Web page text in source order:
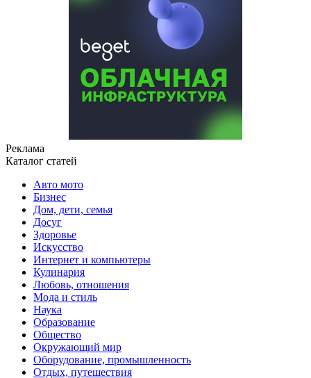
Реклама
Каталог статей
Авто мото
Бизнес
Дом, дети, семья
Досуг
Здоровье
Искусство
Интернет и компьютеры
Кулинария
Любовь, отношения
Мода и стиль
Наука
Образование
Общество
Окружающий мир
Оборудование, промышленность
Отдых, путешествия